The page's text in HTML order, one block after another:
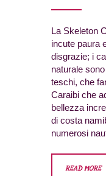
La Skeleton
incute paura
disgrazie; i
naturale
teschi, che
Caraibi che
bellezza
di costa
numerosi
READ MORE